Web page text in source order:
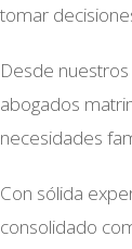
tomar
Desde
abogados
necesidades
Con sólida
consolidado